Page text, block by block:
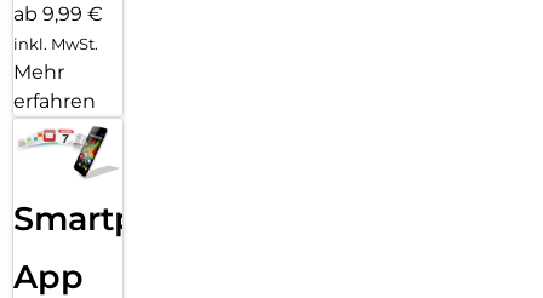
ab 9,99 €
inkl. MwSt.
Mehr
erfahren
Smartphone
App